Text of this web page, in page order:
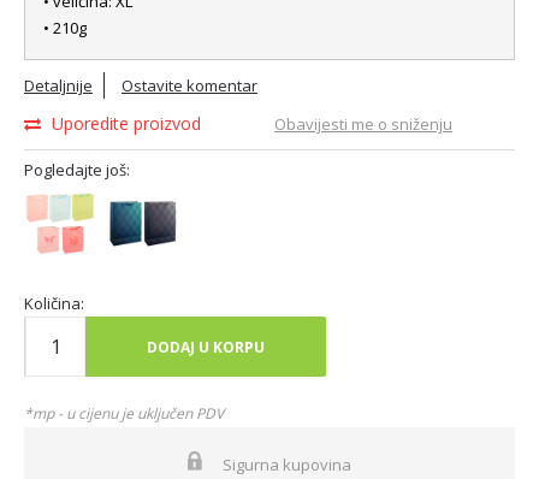
• 210g
Detaljnije Ostavite komentar
Uporedite proizvod Obavijesti me o sniženju
Pogledajte još:
Količina:
DODAJ U KORPU
*mp - u cijenu je uključen PDV
Sigurna kupovina